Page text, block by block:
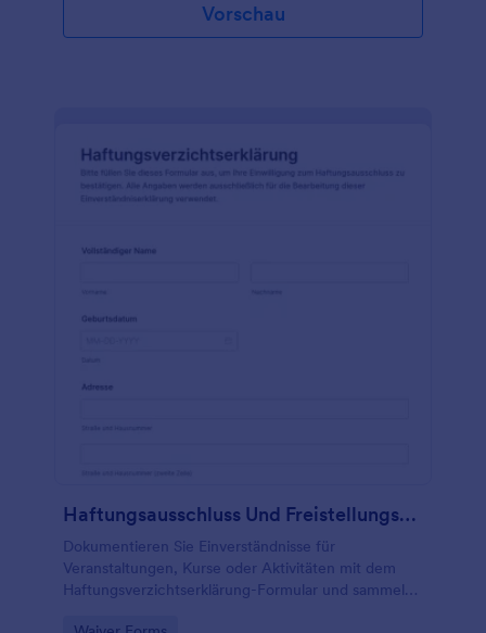
Vorschau
Haftungsausschluss Und Freistellungsformular
Dokumentieren Sie Einverständnisse für
Veranstaltungen, Kurse oder Aktivitäten mit dem
Haftungsverzichtserklärung-Formular und sammeln